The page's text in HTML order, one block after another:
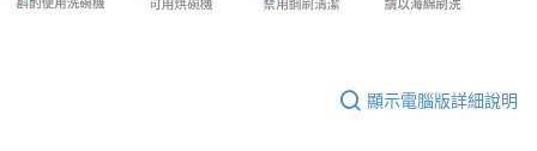
顯示電腦版詳細說明